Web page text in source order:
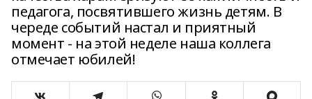
педагога, посвятившего жизнь детям. В
череде событий настал и приятный
момент - на этой неделе наша коллега
отмечает юбилей!